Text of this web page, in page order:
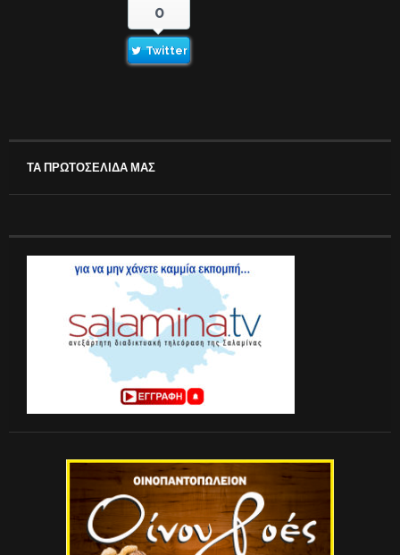
0
Twitter
ΤΑ ΠΡΩΤΟΣΕΛΙΔΑ ΜΑΣ